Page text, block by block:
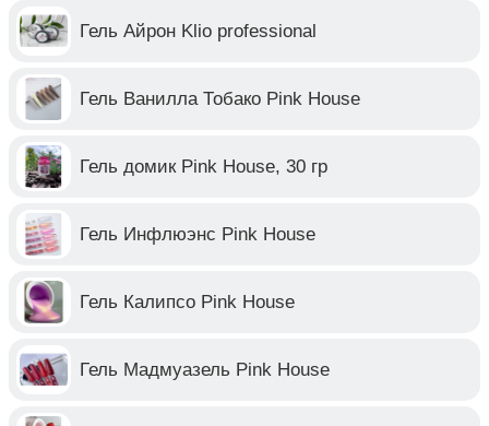
Гель Айрон Klio professional
Гель Ванилла Тобако Pink House
Гель домик Pink House, 30 гр
Гель Инфлюэнс Pink House
Гель Калипсо Pink House
Гель Мадмуазель Pink House